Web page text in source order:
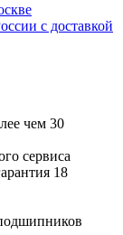
с доставкой
чем 30
сервиса
18